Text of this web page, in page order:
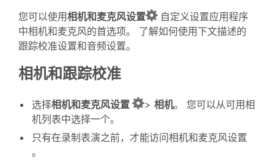
您可以使用相机和麦克风设置
自定义设置应用程序
中相机和麦克风的首选项。 了解如何使用下文描述的
跟踪校准设置和音频设置。
相机和跟踪校准
选择相机和麦克风设置 > 相机。 您可以从可用相
机列表中选择一个。
只有在录制表演之前，才能访问相机和麦克风设置
。